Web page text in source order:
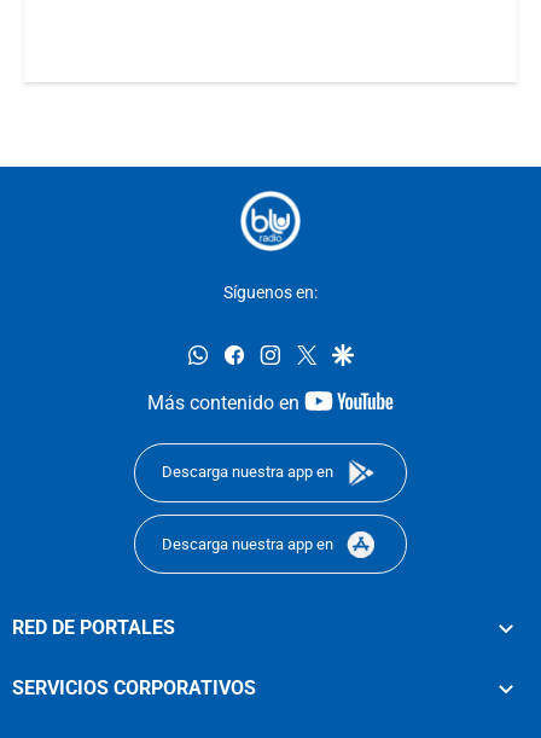
Síguenos en:
whatsappfacebookinstagram
twittergoogle
Más contenido en
youtube-
Descarga nuestra app en
Descarga nuestra app en
RED DE PORTALES
SERVICIOS CORPORATIVOS